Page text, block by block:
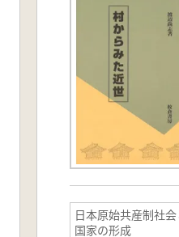
日本原始共産制社会
国家の形成